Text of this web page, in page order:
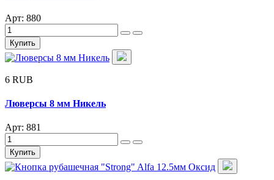
Арт: 880
Купить
6 RUB
Люверсы 8 мм Никель
Арт: 881
Купить